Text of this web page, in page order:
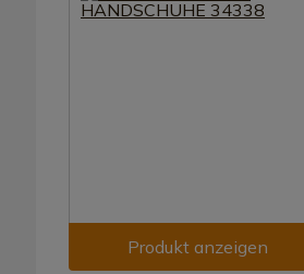
Produkt anzeigen